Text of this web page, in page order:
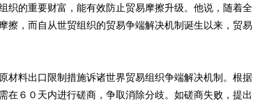
的重要财富，能有效防止贸易摩擦升级。他说，随着全
擦，而自从世贸组织的贸易争端解决机制诞生以来，贸易
料出口限制措施诉诸世界贸易组织争端解决机制。根据
在６０天内进行磋商，争取消除分歧。如磋商失败，提出